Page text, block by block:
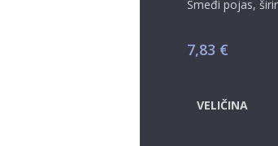
Smeđi pojas,
7,83 €
VELIČINA